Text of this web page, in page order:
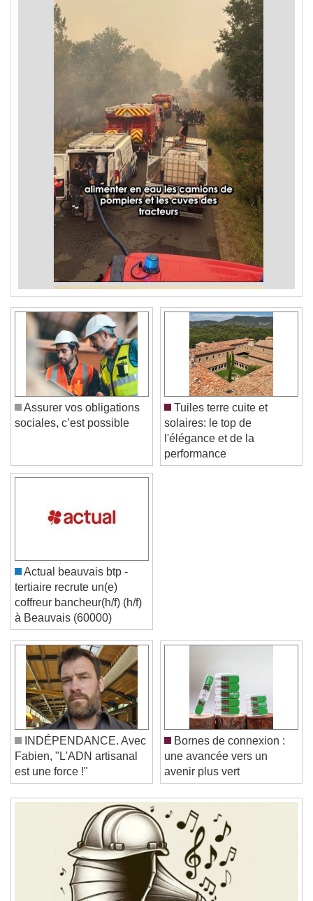
Video Player is loading.
Play Video
Play
Skip Backward
Skip Forward
Unmute
Current Time0:00
/
Duration -:-
Loaded
Stream TypeLIVE
Seek to live, currently behind liveLIVE
Remaining Time-0:00
Playback Rate
Chapters
Chapters
Assurer vos obligations
sociales, c’est possible
Tuiles terre cuite et
solaires: le top de
l'élégance et de la
performance
Actual beauvais btp -
tertiaire recrute un(e)
coffreur bancheur(h/f) (h/f)
à Beauvais (60000)
INDÉPENDANCE. Avec
Fabien, "L'ADN artisanal
est une force !"
Bornes de connexion :
une avancée vers un
avenir plus vert